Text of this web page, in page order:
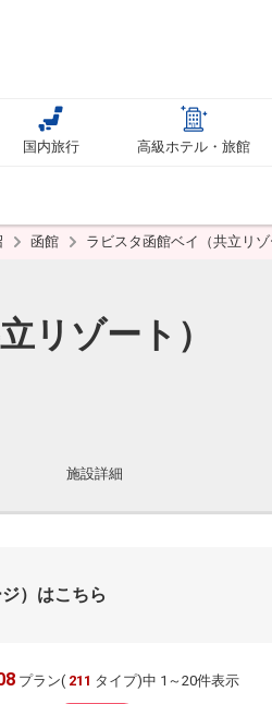
国内旅行 高級ホテル・旅館
函館 ラビスタ函館ベイ（共立リ
リゾート）
施設詳細
）はこちら
プラン( 211 タイプ)中 1～20件表示